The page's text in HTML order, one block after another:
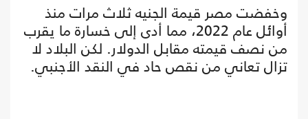
وخفضت مصر قيمة الجنيه ثلاث مرات منذ
أوائل عام 2022، مما أدى إلى خسارة ما يقرب
من نصف قيمته مقابل الدولار. لكن البلاد لا
تزال تعاني من نقص حاد في النقد الأجنبي.